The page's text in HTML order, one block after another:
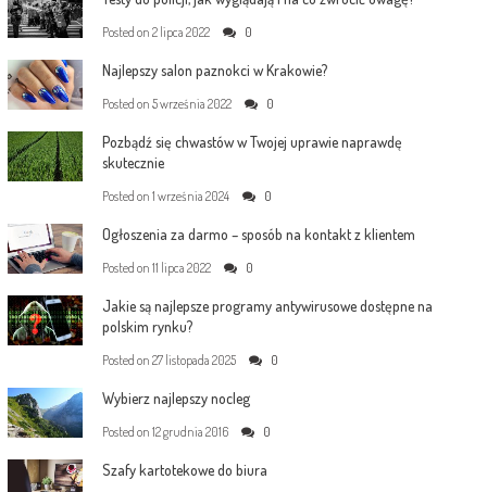
Posted on 2 lipca 2022 0
Najlepszy salon paznokci w Krakowie?
Posted on 5 września 2022 0
Pozbądź się chwastów w Twojej uprawie naprawdę
skutecznie
Posted on 1 września 2024 0
Ogłoszenia za darmo – sposób na kontakt z klientem
Posted on 11 lipca 2022 0
Jakie są najlepsze programy antywirusowe dostępne na
polskim rynku?
Posted on 27 listopada 2025 0
Wybierz najlepszy nocleg
Posted on 12 grudnia 2016 0
Szafy kartotekowe do biura